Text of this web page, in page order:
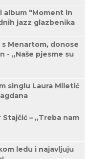
album "Moment in
jazz glazbenika
Menartom, donose
- „Naše pjesme su
singlu Laura Miletić
Stajčić – „Treba nam
ledu i najavljuju